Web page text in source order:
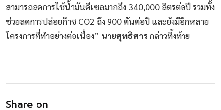
สามารถลดการใช้น้ำมันดีเซลมากถึง 340,000 ลิตรต่อปี รวมทั้ง
ช่วยลดการปล่อยก๊าซ CO2 ถึง 900 ตันต่อปี และยังมีอีกหลาย
โครงการที่ทำอย่างต่อเนื่อง” นายสุทธิสาร กล่าวทิ้งท้าย
Share on